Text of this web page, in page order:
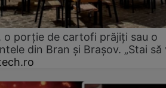
o porţie de cartofi prăjiţi sau o
din Bran şi Braşov. „Stai să